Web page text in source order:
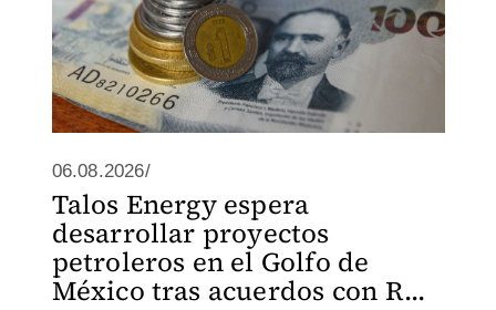
06.08.2026/
Talos Energy espera
desarrollar proyectos
petroleros en el Golfo de
México tras acuerdos con R...